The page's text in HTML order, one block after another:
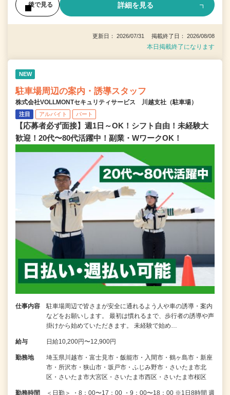
後で見る 詳細を見る
更新日： 2026/07/31 掲載終了日： 2026/08/08
本日掲載終了になります
NEW
駐車場周辺の案内・誘導スタッフ
株式会社VOLLMONTセキュリティサービス 川越支社（駐車場）
注目 アルバイト パート
【応募者必ず面接】週1日～OK！シフト自由！未経験大
歓迎！20代〜80代活躍中！副業・WワークOK！
仕事内容
駐車場周辺で皆さまが安全に通れるよう人や車の誘導・案内
などをお願いします。 最初は慣れるまで、歩行者の誘導や声
掛けから始めていただきます。 未経験で始め…
給与 日給10,200円〜12,900円
勤務地
埼玉県川越市・富士見市・飯能市・入間市・鶴ヶ島市・新座
市・所沢市・狭山市・坂戸市・ふじみ野市・さいたま市北
区・さいたま市大宮区・さいたま市西区・さいたま市桜区
勤務時間
＜日勤＞ ・8：00〜17：00 ・9：00〜18：00 ※1日8時間 週